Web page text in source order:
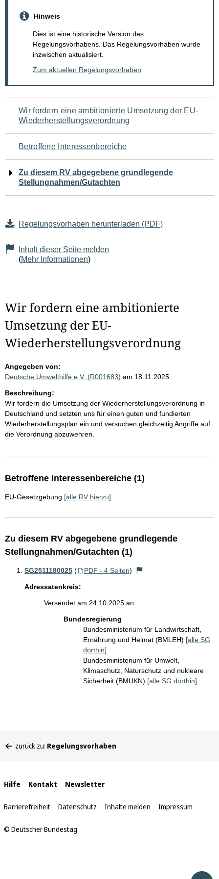
Hinweis
Dies ist eine historische Version des
Regelungsvorhabens. Das Regelungsvorhaben wurde
inzwischen aktualisiert.
Zum aktuellen Regelungsvorhaben
Navigation
für
den
Seiteninhalt
Wir fordern eine ambitionierte Umsetzung der EU-
Wiederherstellungsverordnung
Betroffene Interessenbereiche
Zu diesem RV abgegebene grundlegende
Stellungnahmen/Gutachten
Regelungsvorhaben herunterladen (PDF)
Inhalt dieser Seite melden
(Mehr Informationen)
Wir fordern eine ambitionierte
Umsetzung der EU-
Wiederherstellungsverordnung
Angegeben von:
Deutsche Umwelthilfe e.V. (R001683) am 18.11.2025
Beschreibung:
Wir fordern die Umsetzung der Wiederherstellungsverordnung in
Deutschland und setzten uns für einen guten und fundierten
Wiederherstellungsplan ein und versuchen gleichzeitig Angriffe auf
die Verordnung abzuwehren.
Betroffene Interessenbereiche (1)
EU-Gesetzgebung [alle RV hierzu]
Zu diesem RV abgegebene grundlegende
Stellungnahmen/Gutachten (1)
SG2511180025 ( PDF - 4 Seiten)
Adressatenkreis:
Versendet am 24.10.2025 an:
Bundesregierung
Bundesministerium für Landwirtschaft,
Ernährung und Heimat (BMLEH) [alle SG
dorthin]
Bundesministerium für Umwelt,
Klimaschutz, Naturschutz und nukleare
Sicherheit (BMUKN) [alle SG dorthin]
befinden
zurück zu: Regelungsvorhaben
Interne
Links
Hilfe Kontakt Newsletter
Barrierefreiheit Datenschutz Inhalte melden Impressum
© Deutscher Bundestag